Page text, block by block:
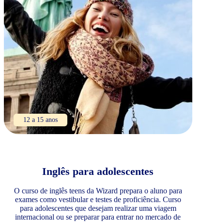
12 a 15 anos
Inglês para adolescentes
O curso de inglês teens da Wizard prepara o aluno para
exames como vestibular e testes de proficiência. Curso
para adolescentes que desejam realizar uma viagem
internacional ou se preparar para entrar no mercado de